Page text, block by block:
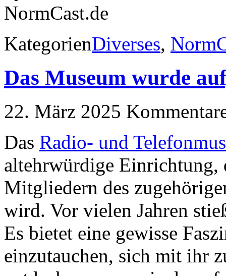
KategorienDiverses,
Das Museum wurde
22. März 2025
Das Radio- und
altehrwürdige
Mitgliedern des
wird. Vor vielen Jahren
Es bietet eine gewisse
einzutauchen, sich mit ihr